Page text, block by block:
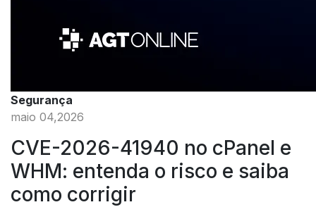
Segurança
maio 04,2026
CVE-2026-41940 no cPanel e
WHM: entenda o risco e saiba
como corrigir